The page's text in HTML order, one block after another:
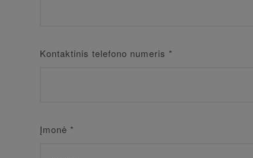
Kontaktinis telefono numeris *
Įmonė *